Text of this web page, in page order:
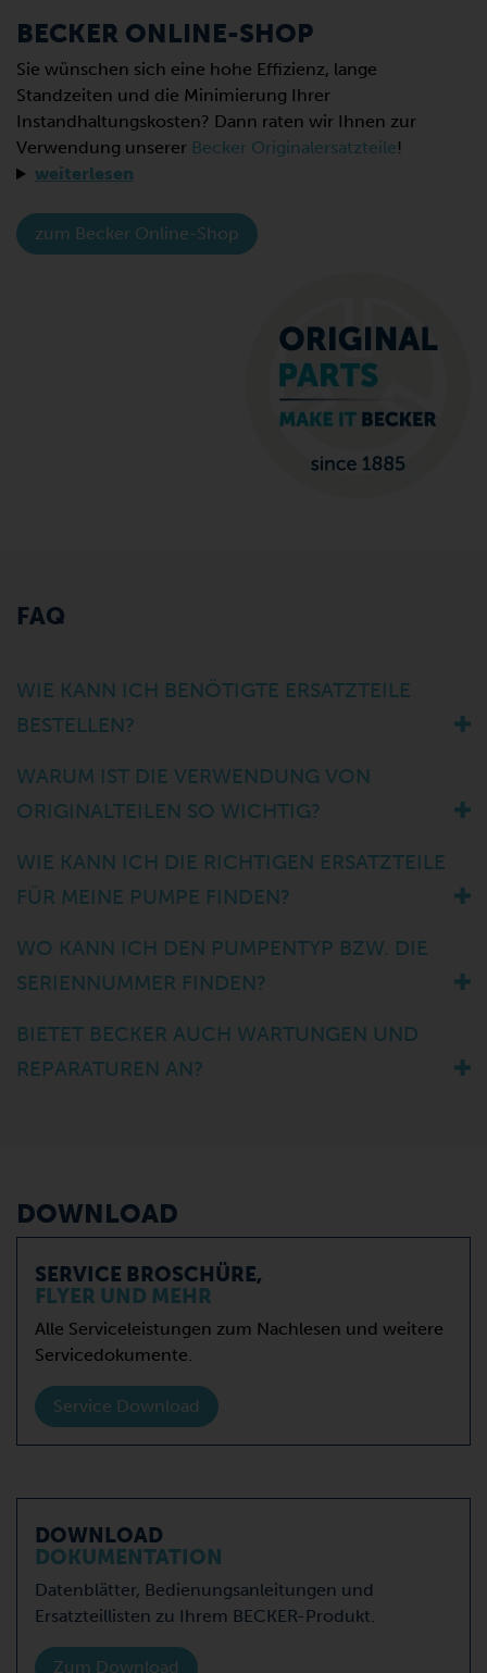
BECKER ONLINE-SHOP
Sie wünschen sich eine hohe Effizienz, lange
Standzeiten und die Minimierung Ihrer
Instandhaltungskosten? Dann raten wir Ihnen zur
Verwendung unserer Becker Originalersatzteile!
weiterlesen
zum Becker Online-Shop
FAQ
WIE KANN ICH BENÖTIGTE ERSATZTEILE
BESTELLEN?
WARUM IST DIE VERWENDUNG VON
ORIGINALTEILEN SO WICHTIG?
WIE KANN ICH DIE RICHTIGEN ERSATZTEILE
FÜR MEINE PUMPE FINDEN?
WO KANN ICH DEN PUMPENTYP BZW. DIE
SERIENNUMMER FINDEN?
BIETET BECKER AUCH WARTUNGEN UND
REPARATUREN AN?
DOWNLOAD
SERVICE BROSCHÜRE,
FLYER UND MEHR
Alle Serviceleistungen zum Nachlesen und weitere
Servicedokumente.
Service Download
DOWNLOAD
DOKUMENTATION
Datenblätter, Bedienungsanleitungen und
Ersatzteillisten zu Ihrem BECKER-Produkt.
Zum Download